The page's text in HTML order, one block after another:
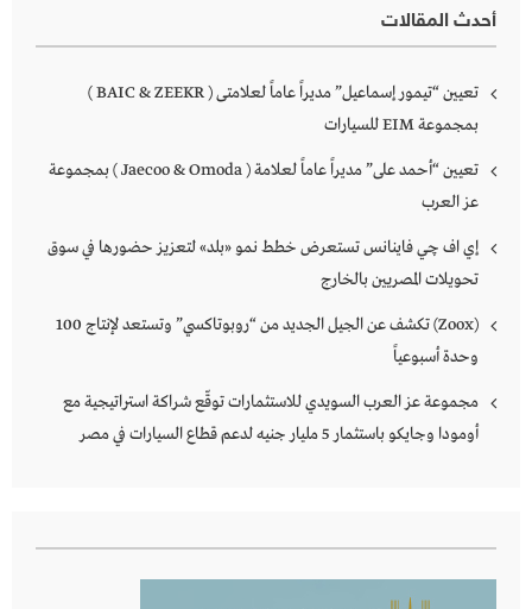
أحدث المقالات
تعيين “تيمور إسماعيل” مديراً عاماً لعلامتى ( BAIC & ZEEKR )
بمجموعة EIM للسيارات
تعيين “أحمد على” مديراً عاماً لعلامة ( Jaecoo & Omoda ) بمجموعة
عز العرب
إي اف چي فاينانس تستعرض خطط نمو «بلد» لتعزيز حضورها في سوق
تحويلات المصريين بالخارج
(Zoox) تكشف عن الجيل الجديد من “روبوتاكسي” وتستعد لإنتاج 100
وحدة أسبوعياً
مجموعة عز العرب السويدي للاستثمارات توقّع شراكة استراتيجية مع
أومودا وجايكو باستثمار 5 مليار جنيه لدعم قطاع السيارات في مصر